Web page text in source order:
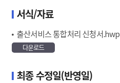
서식/자료
출산서비스 통합처리 신청서.hwp
다운로드
최종 수정일(반영일)